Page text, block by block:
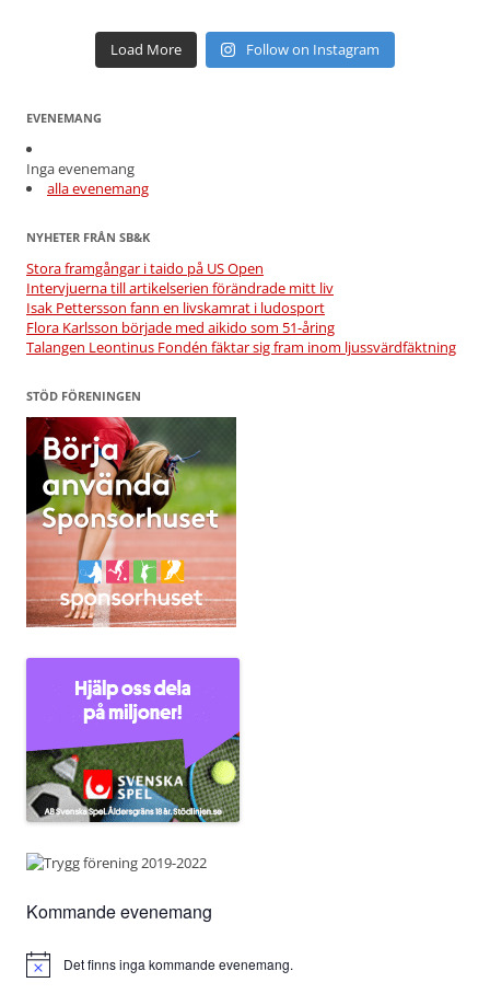
Load More Follow on Instagram
EVENEMANG
Inga evenemang
alla evenemang
NYHETER FRÅN SB&K
Stora framgångar i taido på US Open
Intervjuerna till artikelserien förändrade mitt liv
Isak Pettersson fann en livskamrat i ludosport
Flora Karlsson började med aikido som 51-åring
Talangen Leontinus Fondén fäktar sig fram inom ljussvärdfäktning
STÖD FÖRENINGEN
Kommande evenemang
Notis Det finns inga kommande evenemang.